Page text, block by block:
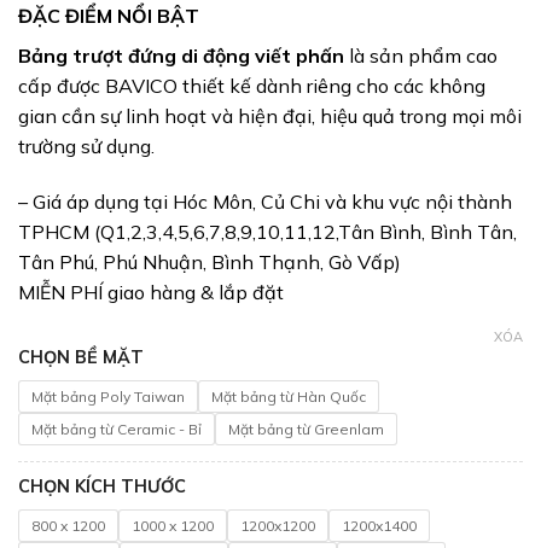
ĐẶC ĐIỂM NỔI BẬT
Bảng trượt đứng di động viết phấn là sản phẩm cao
cấp được BAVICO thiết kế dành riêng cho các không
gian cần sự linh hoạt và hiện đại, hiệu quả trong mọi môi
trường sử dụng.
– Giá áp dụng tại Hóc Môn, Củ Chi và khu vực nội thành
TPHCM (Q1,2,3,4,5,6,7,8,9,10,11,12,Tân Bình, Bình Tân,
Tân Phú, Phú Nhuận, Bình Thạnh, Gò Vấp)
MIỄN PHÍ giao hàng & lắp đặt
CHỌN BỀ MẶT
Mặt bảng Poly Taiwan
Mặt bảng từ Hàn Quốc
Mặt bảng từ Ceramic - Bỉ
Mặt bảng từ Greenlam
CHỌN KÍCH THƯỚC
800 x 1200 1000 x 1200 1200x1200
1200x1400
XÓA